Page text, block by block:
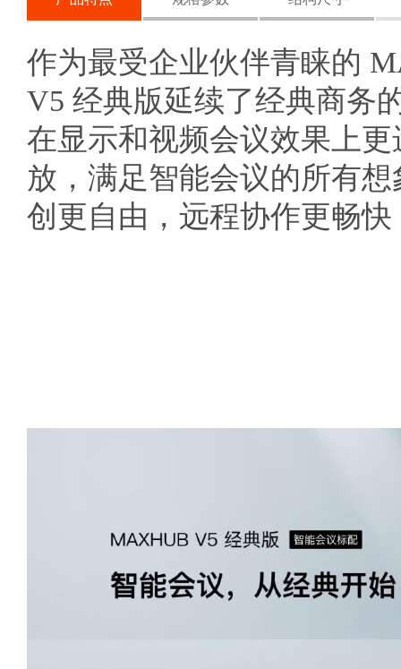
作为最受企业伙伴青睐的
V5 经典版延续了经典商务
在显示和视频会议效果上
放，满足智能会议的所有
创更自由，远程协作更畅